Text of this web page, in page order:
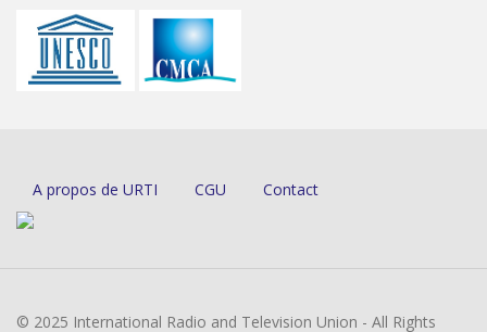
A propos de URTI CGU Contact
© 2025 International Radio and Television Union - All Rights